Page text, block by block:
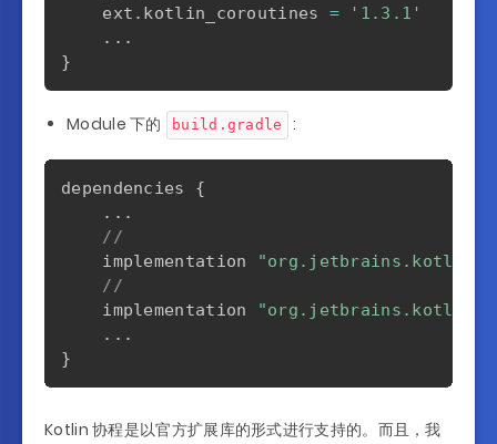
    ext
. kotlin_coroutines =
'1.3.1'
...
}
Module 下的 build.gradle :
dependencies {
...
//                                       👇
    implementation
//                                       👇 依赖
    implementation
...
}
Kotlin 协程是以官方扩展库的形式进行支持的。而且，我